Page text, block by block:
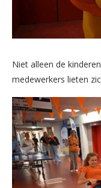
Niet alleen de
medewerkers lieten